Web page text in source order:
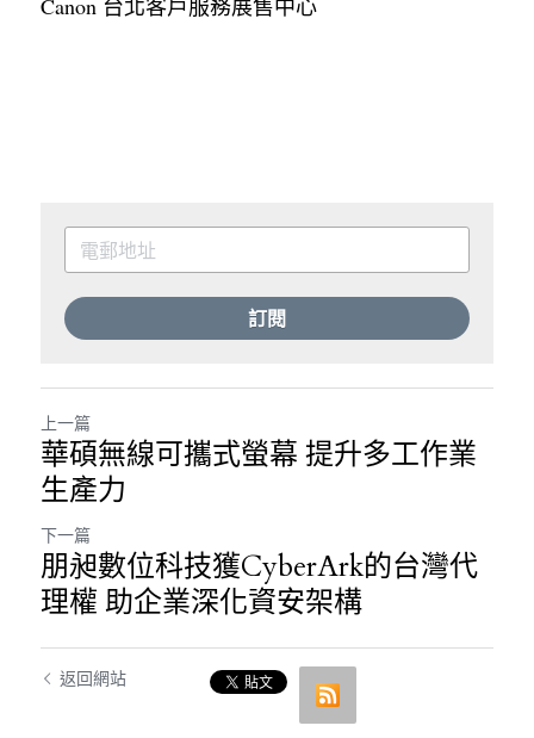
Canon 台北客戶服務展售中心
訂閱
上一篇
華碩無線可攜式螢幕 提升多工作業
生產力
下一篇
朋昶數位科技獲CyberArk的台灣代
理權 助企業深化資安架構
返回網站